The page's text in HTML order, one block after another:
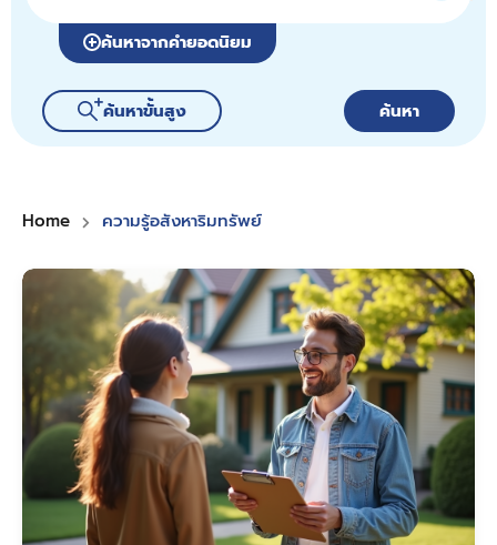
ค้นหาจากคำยอดนิยม
ค้นหาขั้นสูง ค้นหา
Home ความรู้อสังหาริมทรัพย์